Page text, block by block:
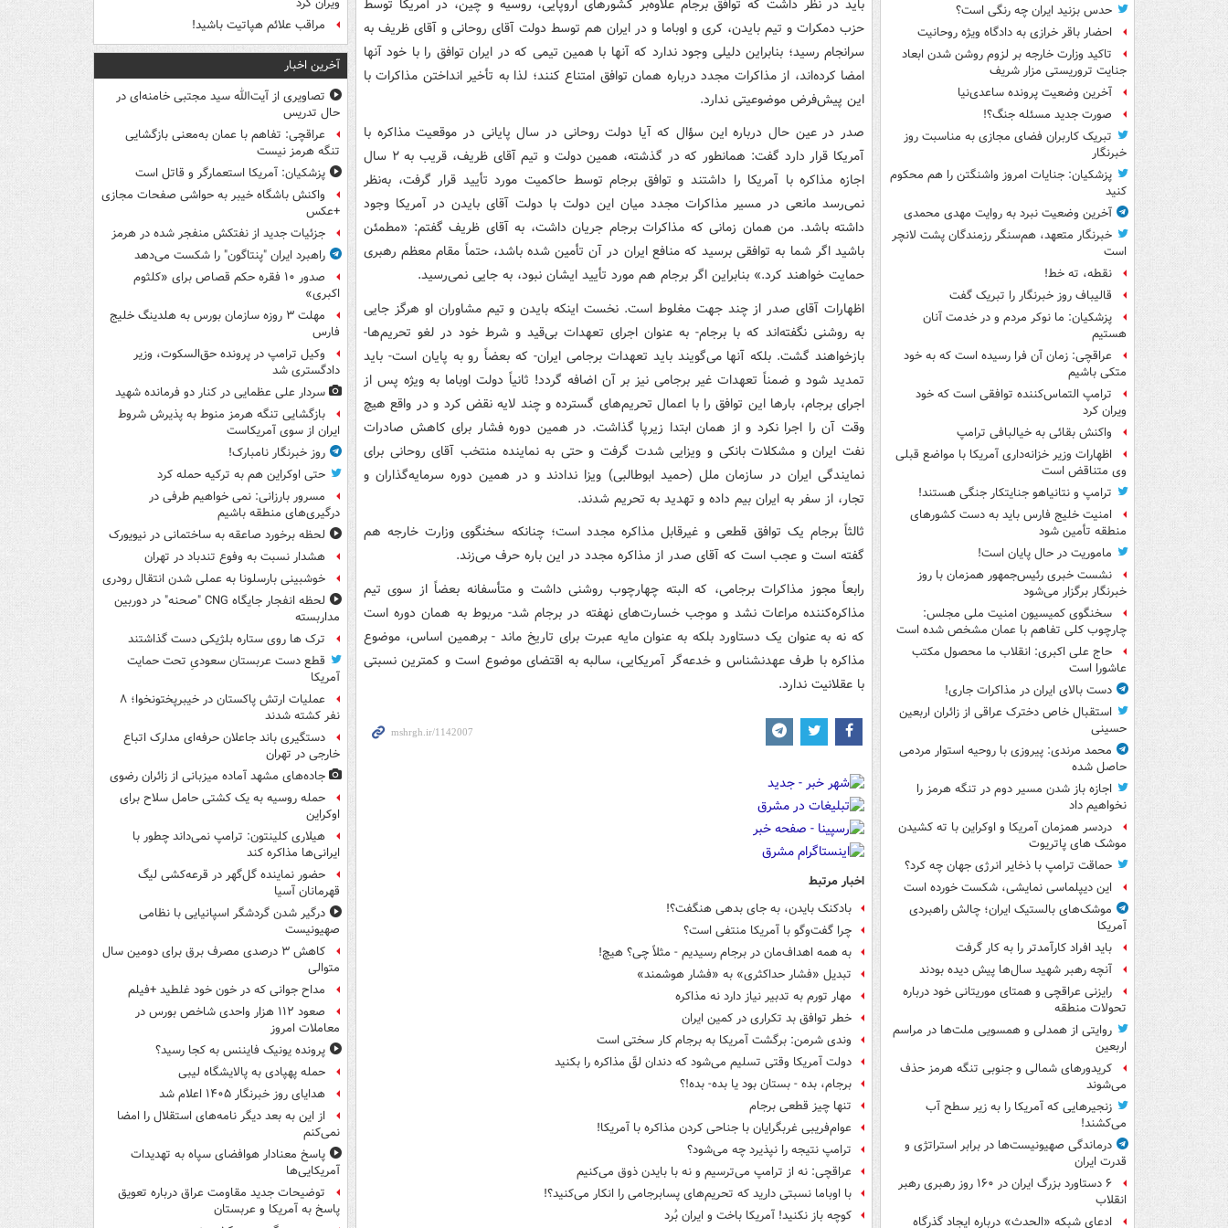
حدس بزنید ایران چه رنگی است؟
احضار باقر خرازی به دادگاه ویژه روحانیت
تاکید وزارت خارجه بر لزوم روشن شدن ابعاد
جنایت تروریستی مزار شریف
آخرین وضعیت پرونده ساعدی‌نیا
صورت جدید مسئله جنگ؟!
تبریک کاربران فضای مجازی به مناسبت روز
خبرنگار
پزشکیان: جنایات امروز واشنگتن را هم محکوم
کنید
آخرین وضعیت نبرد به روایت مهدی محمدی
خبرنگار متعهد، هم‌سنگر رزمندگان پشت لانچر
است
نقطه، ته خط!
قالیباف روز خبرنگار را تبریک گفت
پزشکیان: ما نوکر مردم و در خدمت آنان
هستیم
عراقچی: زمان آن فرا رسیده است که به خود
متکی باشیم
ترامپ التماس‌کننده توافقی است که خود
ویران کرد
واکنش بقائی به خیالبافی ترامپ
اظهارات وزیر خزانه‌داری آمریکا با مواضع قبلی
وی متناقض است
ترامپ و نتانیاهو جنایتکار جنگی هستند!
امنیت خلیج فارس باید به دست کشورهای
منطقه تأمین شود
ماموریت در حال پایان است!
نشست خبری رئیس‌جمهور همزمان با روز
خبرنگار برگزار می‌شود
سخنگوی کمیسیون امنیت ملی مجلس:
چارچوب کلی تفاهم با عمان مشخص شده است
حاج علی اکبری: انقلاب ما محصول مکتب
عاشورا است
دست بالای ایران در مذاکرات جاری!
استقبال خاص دخترک عراقی از زائران اربعین
حسینی
محمد مرندی: پیروزی با روحیه استوار مردمی
حاصل شده
اجازه باز شدن مسیر دوم در تنگه هرمز را
نخواهیم داد
دردسر همزمان آمریکا و اوکراین با ته کشیدن
موشک های پاتریوت
حماقت ترامپ با ذخایر انرژی جهان چه کرد؟
این دیپلماسی نمایشی، شکست خورده است
موشک‌های بالستیک ایران؛ چالش راهبردی
آمریکا
باید افراد کارآمدتر را به کار گرفت
آنچه رهبر شهید سال‌ها پیش دیده بودند
رایزنی عراقچی و همتای موریتانی خود درباره
تحولات منطقه
روایتی از همدلی و همسویی ملت‌ها در مراسم
اربعین
کریدورهای شمالی و جنوبی تنگه هرمز حذف
می‌شوند
زنجیرهایی که آمریکا را به زیر سطح آب
می‌کشند!
درماندگی صهیونیست‌ها در برابر استراتژی و
قدرت ایران
۶ دستاورد بزرگ ایران در ۱۶۰ روز رهبری رهبر
انقلاب
ادعای شبکه «الحدث» درباره ایجاد گذرگاه
‌باید در نظر داشت که توافق برجام علاوه‌بر کشورهای اروپایی، روسیه و چین، در آمریکا توسط
حزب دمکرات و تیم بایدن، کری و اوباما و در ایران هم توسط دولت آقای روحانی و آقای ظریف به
سرانجام رسید؛ بنابراین دلیلی وجود ندارد که آنها با همین تیمی که در ایران توافق را با خود آنها
امضا کرده‌اند، از مذاکرات مجدد درباره همان توافق امتناع کنند؛ لذا به تأخیر انداختن مذاکرات با
این پیش‌فرض موضوعیتی ندارد.
صدر در عین حال درباره این سؤال که آیا دولت روحانی در سال پایانی در موقعیت مذاکره با
آمریکا قرار دارد گفت: همانطور که در گذشته، همین دولت و تیم آقای ظریف، قریب به ۲ سال
اجازه مذاکره با آمریکا را داشتند و توافق برجام توسط حاکمیت مورد تأیید قرار گرفت، به‌نظر
نمی‌رسد مانعی در مسیر مذاکرات مجدد میان این دولت با دولت آقای بایدن در آمریکا وجود
داشته باشد. من همان زمانی که مذاکرات برجام جریان داشت، به آقای ظریف گفتم: «مطمئن
باشید اگر شما به توافقی برسید که منافع ایران در آن تأمین شده باشد، حتماً مقام معظم رهبری
حمایت خواهند کرد.» بنابراین اگر برجام هم مورد تأیید ایشان نبود، به جایی نمی‌رسید.
اظهارات آقای صدر از چند جهت مغلوط است. نخست اینکه بایدن و تیم مشاوران او هرگز جایی
به روشنی نگفته‌اند که با برجام- به عنوان اجرای تعهدات بی‌قید و شرط خود در لغو تحریم‌ها-
بازخواهند گشت. بلکه آنها می‌گویند باید تعهدات برجامی ایران- که بعضاً رو به پایان است- باید
تمدید شود و ضمناً تعهدات غیر برجامی نیز بر آن اضافه گردد! ثانیاً دولت اوباما به ویژه پس از
اجرای برجام، بارها این توافق را با اعمال تحریم‌های گسترده و چند لایه نقض کرد و در واقع هیچ
وقت آن را اجرا نکرد و از همان ابتدا زیرپا گذاشت. در همین دوره فشار برای کاهش صادرات
نفت ایران و مشکلات بانکی و ویزایی شدت گرفت و حتی به نماینده منتخب آقای روحانی برای
نمایندگی ایران در سازمان ملل (حمید ابوطالبی) ویزا ندادند و در همین دوره سرمایه‌گذاران و
تجار، از سفر به ایران بیم داده و تهدید به تحریم شدند.
ثالثاً برجام یک توافق قطعی و غیرقابل مذاکره مجدد است؛ چنانکه سخنگوی وزارت خارجه هم
گفته است و عجب است که آقای صدر از مذاکره مجدد در این باره حرف می‌زند.
رابعاً مجوز مذاکرات برجامی، که البته چهارچوب روشنی داشت و متأسفانه بعضاً از سوی تیم
مذاکره‌کننده مراعات نشد و موجب خسارت‌های نهفته در برجام شد- مربوط به همان دوره است
که نه به عنوان یک دستاورد بلکه به عنوان مایه عبرت برای تاریخ ماند - برهمین اساس، موضوع
مذاکره با طرف عهدنشناس و خدعه‌گر آمریکایی، سالبه به اقتضای موضوع است و کمترین نسبتی
با عقلانیت ندارد.
اخبار مرتبط
بادکنک بایدن، به جای بدهی هنگفت؟!
چرا گفت‌وگو با آمریکا منتفی است؟
به همه اهداف‌مان در برجام رسیدیم - مثلاً چی؟ هیچ!
تبدیل «فشار حداکثری» به «فشار هوشمند»
مهار تورم به تدبیر نیاز دارد نه مذاکره
خطر توافق بد تکراری در کمین ایران
وندی شرمن: برگشت آمریکا به برجام کار سختی است
دولت آمریکا وقتی تسلیم می‌شود که دندان لقّ مذاکره را بکنید
برجام، بده - بستان بود یا بده- بده!؟
تنها چیز قطعی برجام
عوام‌فریبی غربگرایان با جناحی کردن مذاکره با آمریکا!
ترامپ نتیجه را نپذیرد چه می‌شود؟
عراقچی: نه از ترامپ می‌ترسیم و نه با بایدن ذوق می‌کنیم
با اوباما نسبتی دارید که تحریم‌های پسابرجامی را انکار می‌کنید؟!
کوچه باز نکنید! آمریکا باخت و ایران بُرد
ویران کرد
مراقب علائم هپاتیت باشید!
آخرین اخبار
تصاویری از آیت‌الله سید مجتبی خامنه‌ای در
حال تدریس
عراقچی: تفاهم با عمان به‌معنی بازگشایی
تنگه هرمز نیست
پزشکیان: آمریکا استعمارگر و قاتل است
واکنش باشگاه خیبر به حواشی صفحات مجازی
+عکس
جزئیات جدید از نفتکش منفجر شده در هرمز
راهبرد ایران "پنتاگون" را شکست می‌دهد
صدور ۱۰ فقره حکم قصاص برای «کلثوم
اکبری»
مهلت ۳ روزه سازمان بورس به هلدینگ خلیج
فارس
وکیل ترامپ در پرونده حق‌السکوت، وزیر
دادگستری شد
سردار علی عظمایی در کنار دو فرمانده شهید
بازگشایی تنگه هرمز منوط به پذیرش شروط
ایران از سوی آمریکاست
روز خبرنگار نامبارک!
حتی اوکراین هم به ترکیه حمله کرد
مسرور بارزانی: نمی خواهیم طرفی در
درگیری‌های منطقه باشیم
لحظه برخورد صاعقه به ساختمانی در نیویورک
هشدار نسبت به وفوع تندباد در تهران
خوشبینی بارسلونا به عملی شدن انتقال رودری
لحظه انفجار جایگاه CNG "صحنه" در دوربین
مداربسته
ترک ها روی ستاره بلژیکی دست گذاشتند
قطع دست عربستان سعودیِ تحت حمایت
آمریکا
عملیات ارتش پاکستان در خیبرپختونخوا؛ ۸
نفر کشته شدند
دستگیری باند جاعلان حرفه‌ای مدارک اتباع
خارجی در تهران
جاده‌های مشهد آماده میزبانی از زائران رضوی
حمله روسیه به یک کشتی حامل سلاح برای
اوکراین
هیلاری کلینتون: ترامپ نمی‌داند چطور با
ایرانی‌ها مذاکره کند
حضور نماینده گل‌گهر در قرعه‌کشی لیگ
قهرمانان آسیا
درگیر شدن گردشگر اسپانیایی با نظامی
صهیونیست
کاهش ۳ درصدی مصرف برق برای دومین سال
متوالی
مداح جوانی که در خون خود غلطید +فیلم
صعود ۱۱۲ هزار واحدی شاخص بورس در
معاملات امروز
پرونده یونیک فایننس به کجا رسید؟
حمله پهپادی به پالایشگاه لیبی
هدایای روز خبرنگار ۱۴۰۵ اعلام شد
از این به بعد دیگر نامه‌های استقلال را امضا
نمی‌کنم
پاسخ معنادار هوافضای سپاه به تهدیدات
آمریکایی‌ها
توضیحات جدید مقاومت عراق درباره تعویق
پاسخ به آمریکا و عربستان